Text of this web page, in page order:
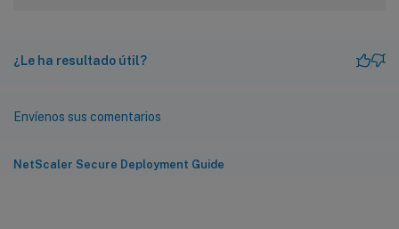
¿Le ha resultado útil?
Envíenos sus comentarios
NetScaler Secure Deployment Guide